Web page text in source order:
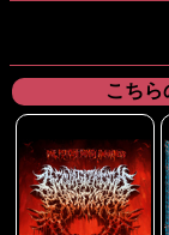
こちら